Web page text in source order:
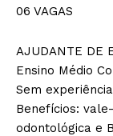
06 VAGAS
AJUDANTE DE
Ensino Médio
Sem experiência
Benefícios:
odontológica e